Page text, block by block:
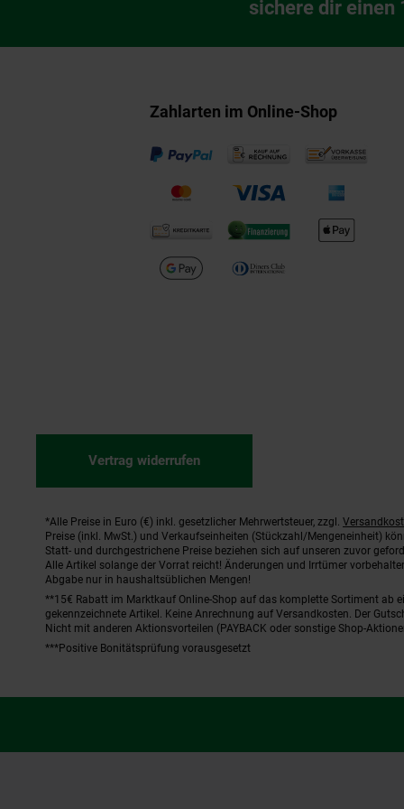
Newsletter
sichere dir einen
Zahlarten im Online-Shop
Vertrag widerrufen
Fußnoten
*Alle Preise in Euro (€) inkl. gesetzlicher Mehrwertsteuer, zzgl.
Preise (inkl. MwSt.) und Verkaufseinheiten (Stückzahl/Mengeneinheit)
Statt- und durchgestrichene Preise beziehen sich auf unseren zuvor
Alle Artikel solange der Vorrat reicht! Änderungen und Irrtümer
Abgabe nur in haushaltsüblichen Mengen!
**15€ Rabatt im Marktkauf Online-Shop auf das komplette Sortiment ab
gekennzeichnete Artikel. Keine Anrechnung auf Versandkosten. Der
Nicht mit anderen Aktionsvorteilen (PAYBACK oder sonstige Shop-
***Positive Bonitätsprüfung vorausgesetzt